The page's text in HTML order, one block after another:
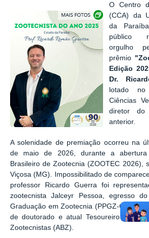
Exibir
O Centro
(CCA) da
da
público
orgulho
prêmio
Edição
Dr.
lotado no
Ciências
diretor do
anterior.
A solenidade de premiação ocorreu na
de maio de 2026, durante a abertura
Brasileiro de Zootecnia (ZOOTEC 2026),
Viçosa (MG). Impossibilitado de
professor Ricardo Guerra foi
zootecnista Jalceyr Pessoa, egresso
Graduação em Zootecnia (PPGZ-CCA-
de doutorado e atual Tesoureiro da
Zootecnistas (ABZ).